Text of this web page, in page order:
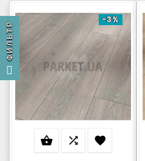
-3%
  
ФИЛЬТР